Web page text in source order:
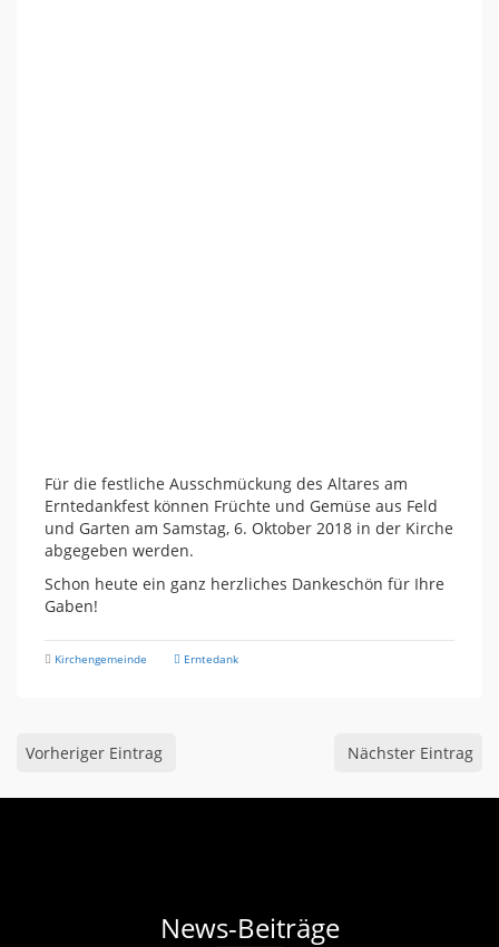
Für die festliche Ausschmückung des Altares am
Erntedankfest können Früchte und Gemüse aus Feld
und Garten am Samstag, 6. Oktober 2018 in der Kirche
abgegeben werden.
Schon heute ein ganz herzliches Dankeschön für Ihre
Gaben!
Kirchengemeinde Erntedank
Vorheriger Eintrag Nächster Eintrag
News-Beiträge